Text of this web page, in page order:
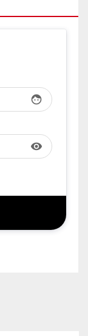
face
visibility